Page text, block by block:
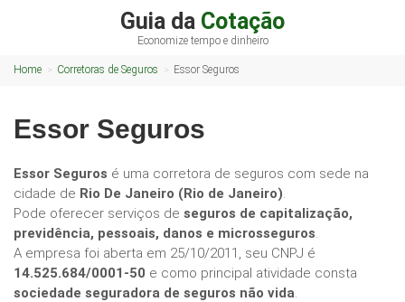
Guia da Cotação
Economize tempo e dinheiro
Home Corretoras de Seguros Essor Seguros
Essor Seguros
Essor Seguros é uma corretora de seguros com sede na
cidade de Rio De Janeiro (Rio de Janeiro).
Pode oferecer serviços de seguros de capitalização,
previdência, pessoais, danos e microsseguros.
A empresa foi aberta em 25/10/2011, seu CNPJ é
14.525.684/0001-50 e como principal atividade consta
sociedade seguradora de seguros não vida.